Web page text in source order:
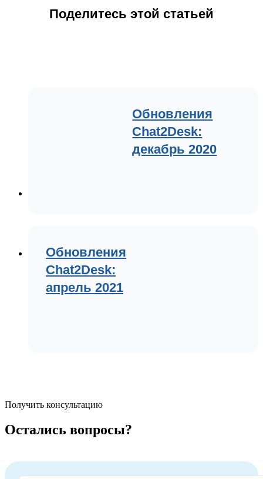
Поделитесь этой статьей
Обновления
Chat2Desk:
декабрь 2020
Обновления
Chat2Desk:
апрель 2021
Получить консультацию
Остались вопросы?